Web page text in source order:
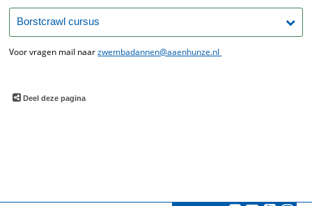
Borstcrawl cursus
Voor vragen mail naarzwembadannen@aaenhunze.nl
Deel deze pagina